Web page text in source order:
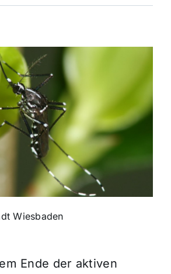
Wiesbaden
Ende der aktiven